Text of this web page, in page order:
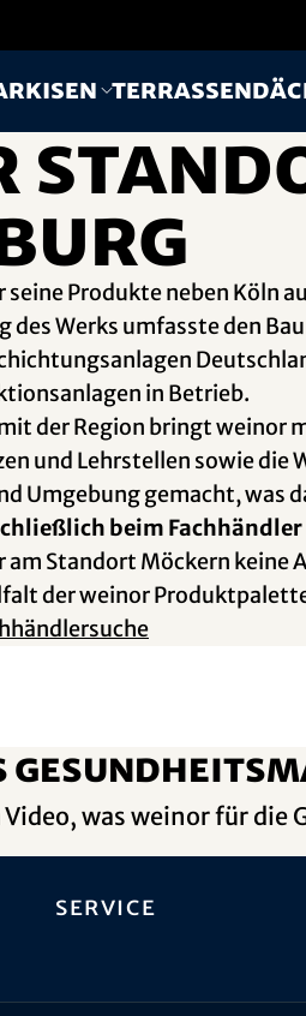
Produkte neben Köln
des Werks umfasste den
in Betrieb.
der Region bringt weinor
und Lehrstellen sowie
Umgebung gemacht, was
beim Fachhändler
am Standort Möckern
der weinor
Video, was weinor für
Service